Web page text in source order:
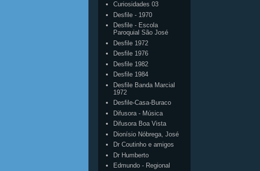
Curiosidades 03
Desfile - 1970
Desfile - Escola
Paroquial São José
Desfile 1972
Desfile 1976
Desfile 1982
Desfile 1984
Desfile Banda Marcial
1972
Desfile-Casa-Buraco
Difusora - Música
Difusora Boa Vista
Dionísio Nóbrega, José
Dr Coutinho e amigos
Dr Humberto
Edmundo - Regional